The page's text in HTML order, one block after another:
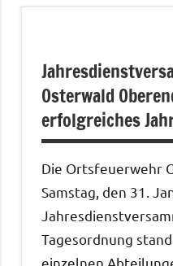
Osterwald
erfolgreiches
Die Ortsfeuerwehr
Samstag, den 31.
Tagesordnung
einzelnen